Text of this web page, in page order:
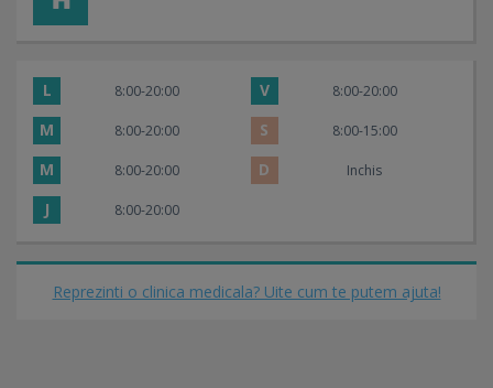
L 8:00-20:00 V 8:00-20:00
M 8:00-20:00 S 8:00-15:00
M 8:00-20:00 D Inchis
J 8:00-20:00
Reprezinti o clinica medicala? Uite cum te putem ajuta!